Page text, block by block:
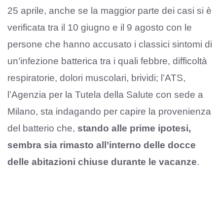
25 aprile, anche se la maggior parte dei casi si è
verificata tra il 10 giugno e il 9 agosto con le
persone che hanno accusato i classici sintomi di
un’infezione batterica tra i quali febbre, difficoltà
respiratorie, dolori muscolari, brividi; l’ATS,
l’Agenzia per la Tutela della Salute con sede a
Milano, sta indagando per capire la provenienza
del batterio che, stando alle prime ipotesi,
sembra sia rimasto all’interno delle docce
delle abitazioni chiuse durante le vacanze.